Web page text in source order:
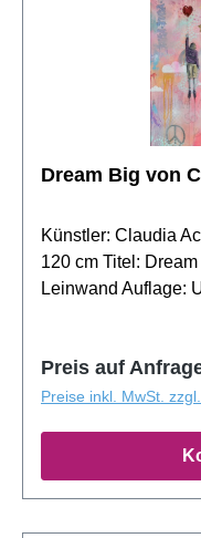
Vacances" in Ihrem
Fotomontage-
mehr zu erfahren. Über den Künstler: Entdecken Sie
die Welt der Pop-
der es versteht,
zu verwandeln.
seiner Profilseite.
Dream Big von
Künstler: Claudia
120 cm Titel:
Leinwand Auflage:
Preis auf
Preise inkl. MwSt.